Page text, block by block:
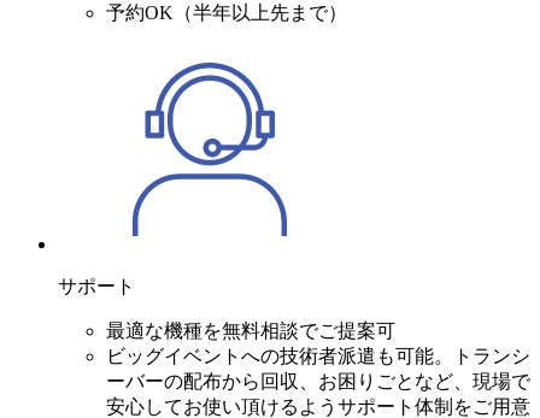
予約OK（半年以上先まで）
サポート
最適な機種を無料相談でご提案可
ビッグイベントへの技術者派遣も可能。トランシ
ーバーの配布から回収、お困りごとなど、現場で
安心してお使い頂けるようサポート体制をご用意